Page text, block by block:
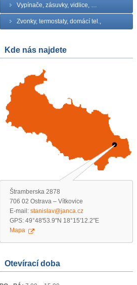
Vypínače, zásuvky, vidlice, …
Zvonky, termostaty, domácí tel.,
Kde nás najdete
Štramberska 2878
706 02 Ostrava – Vítkovice
E-mail: stanislav@janca.cz
GPS: 49°48'53.9"N 18°15'12.2"E
Mapa
Otevírací doba